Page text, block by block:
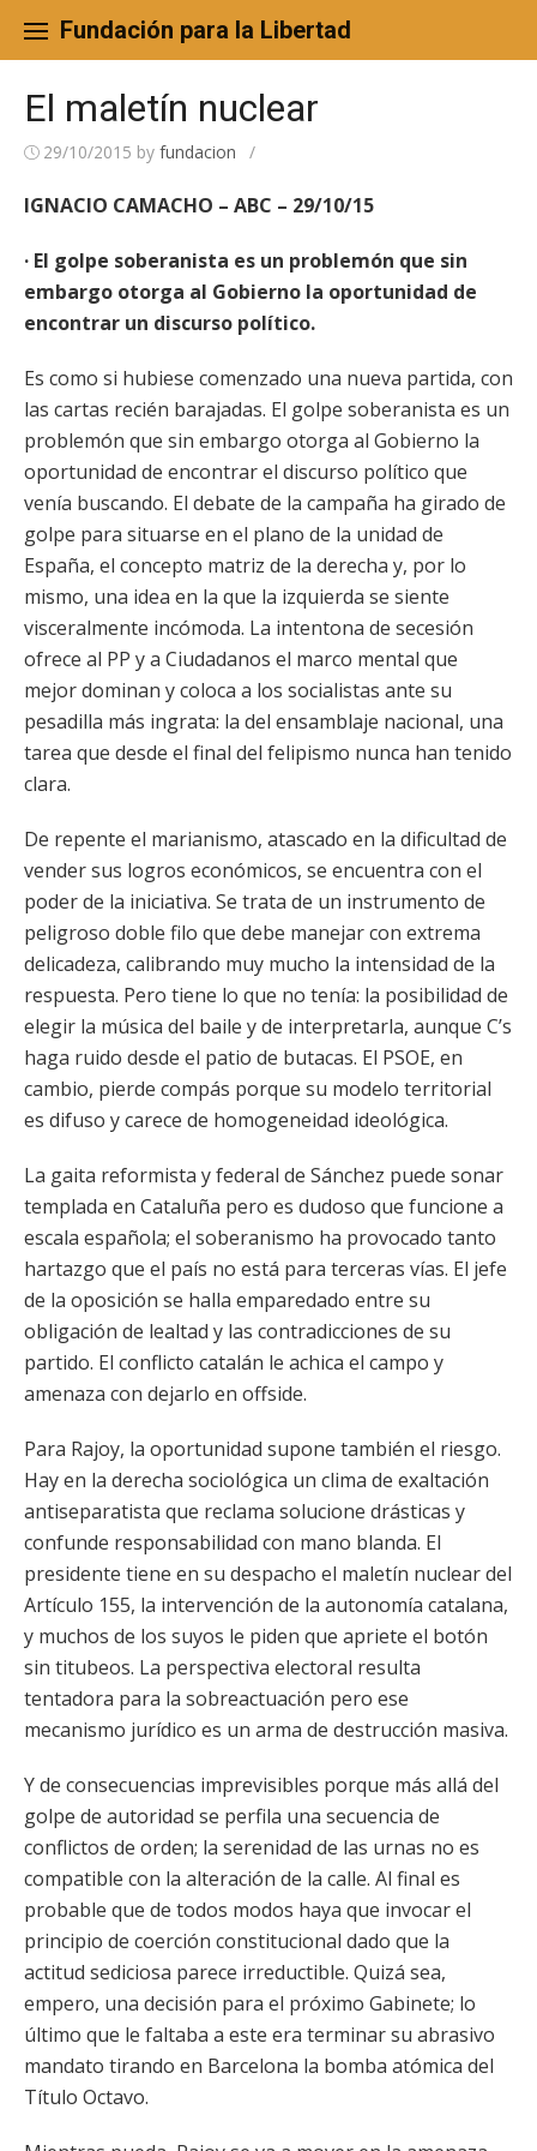
content
Fundación para la Libertad
El maletín nuclear
29/10/2015 by fundacion /
IGNACIO CAMACHO – ABC – 29/10/15
· El golpe soberanista es un problemón que sin
embargo otorga al Gobierno la oportunidad de
encontrar un discurso político.
Es como si hubiese comenzado una nueva partida, con
las cartas recién barajadas. El golpe soberanista es un
problemón que sin embargo otorga al Gobierno la
oportunidad de encontrar el discurso político que
venía buscando. El debate de la campaña ha girado de
golpe para situarse en el plano de la unidad de
España, el concepto matriz de la derecha y, por lo
mismo, una idea en la que la izquierda se siente
visceralmente incómoda. La intentona de secesión
ofrece al PP y a Ciudadanos el marco mental que
mejor dominan y coloca a los socialistas ante su
pesadilla más ingrata: la del ensamblaje nacional, una
tarea que desde el final del felipismo nunca han tenido
clara.
De repente el marianismo, atascado en la dificultad de
vender sus logros económicos, se encuentra con el
poder de la iniciativa. Se trata de un instrumento de
peligroso doble filo que debe manejar con extrema
delicadeza, calibrando muy mucho la intensidad de la
respuesta. Pero tiene lo que no tenía: la posibilidad de
elegir la música del baile y de interpretarla, aunque C’s
haga ruido desde el patio de butacas. El PSOE, en
cambio, pierde compás porque su modelo territorial
es difuso y carece de homogeneidad ideológica.
La gaita reformista y federal de Sánchez puede sonar
templada en Cataluña pero es dudoso que funcione a
escala española; el soberanismo ha provocado tanto
hartazgo que el país no está para terceras vías. El jefe
de la oposición se halla emparedado entre su
obligación de lealtad y las contradicciones de su
partido. El conflicto catalán le achica el campo y
amenaza con dejarlo en offside.
Para Rajoy, la oportunidad supone también el riesgo.
Hay en la derecha sociológica un clima de exaltación
antiseparatista que reclama solucione drásticas y
confunde responsabilidad con mano blanda. El
presidente tiene en su despacho el maletín nuclear del
Artículo 155, la intervención de la autonomía catalana,
y muchos de los suyos le piden que apriete el botón
sin titubeos. La perspectiva electoral resulta
tentadora para la sobreactuación pero ese
mecanismo jurídico es un arma de destrucción masiva.
Y de consecuencias imprevisibles porque más allá del
golpe de autoridad se perfila una secuencia de
conflictos de orden; la serenidad de las urnas no es
compatible con la alteración de la calle. Al final es
probable que de todos modos haya que invocar el
principio de coerción constitucional dado que la
actitud sediciosa parece irreductible. Quizá sea,
empero, una decisión para el próximo Gabinete; lo
último que le faltaba a este era terminar su abrasivo
mandato tirando en Barcelona la bomba atómica del
Título Octavo.